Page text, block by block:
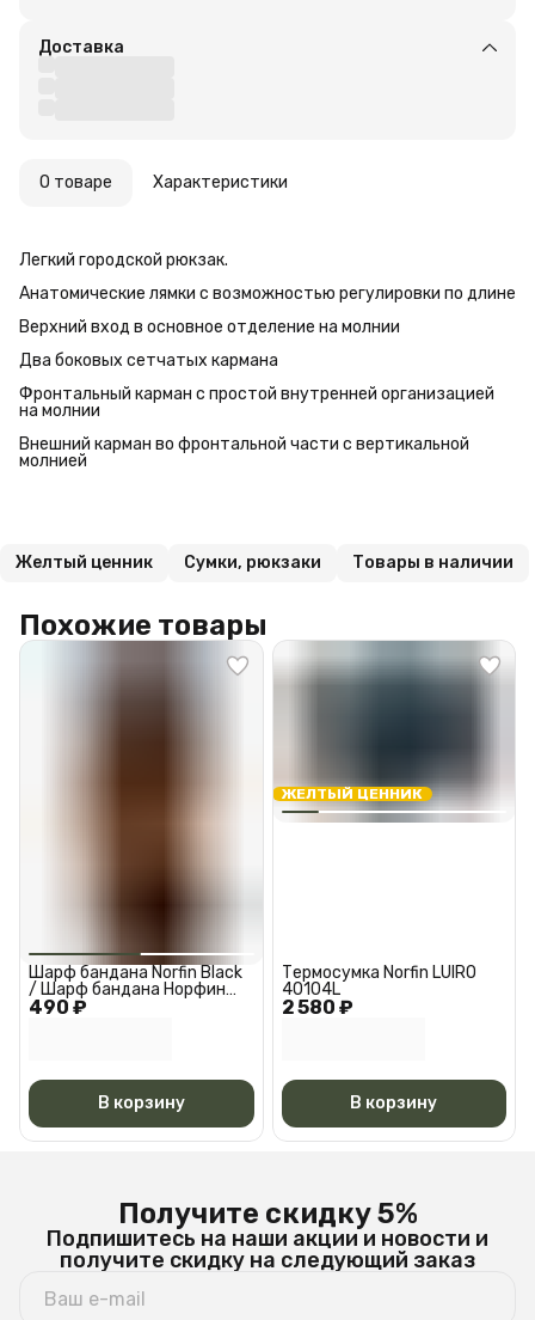
Доставка
О товаре Характеристики
Легкий городской рюкзак.
Анатомические лямки с возможностью регулировки по длине
Верхний вход в основное отделение на молнии
Два боковых сетчатых кармана
Фронтальный карман с простой внутренней организацией
на молнии
Внешний карман во фронтальной части с вертикальной
молнией
Желтый ценник Сумки, рюкзаки Товары в наличии
Похожие товары
490 ₽
Шарф бандана Norfin Black
/ Шарф бандана Норфин
Черная АМ 6527
В корзину
ЖЕЛТЫЙ ЦЕННИК
2 580 ₽
Термосумка Norfin LUIRO
40104L
В корзину
Получите скидку 5%
Подпишитесь на наши акции и новости и
получите скидку на следующий заказ